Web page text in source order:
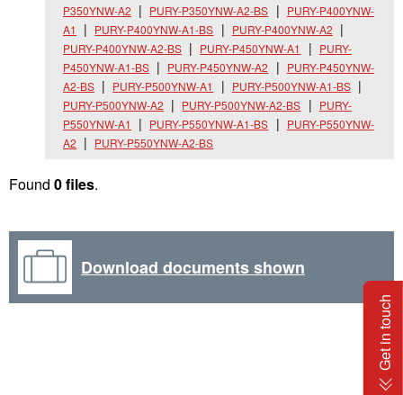
P350YNW-A2
PURY-P350YNW-A2-BS
PURY-P400YNW-
A1
PURY-P400YNW-A1-BS
PURY-P400YNW-A2
PURY-P400YNW-A2-BS
PURY-P450YNW-A1
PURY-
P450YNW-A1-BS
PURY-P450YNW-A2
PURY-P450YNW-
A2-BS
PURY-P500YNW-A1
PURY-P500YNW-A1-BS
PURY-P500YNW-A2
PURY-P500YNW-A2-BS
PURY-
P550YNW-A1
PURY-P550YNW-A1-BS
PURY-P550YNW-
A2
PURY-P550YNW-A2-BS
Found 0 files.
Download documents shown
Get in touch